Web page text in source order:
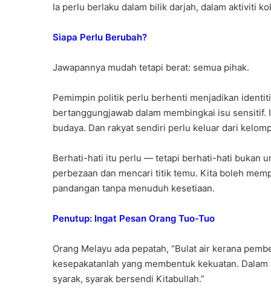
Ia perlu berlaku dalam bilik darjah, dalam aktiviti
Siapa Perlu Berubah?
Jawapannya mudah tetapi berat: semua pihak.
Pemimpin politik perlu berhenti menjadikan
bertanggungjawab dalam membingkai isu
budaya. Dan rakyat sendiri perlu keluar dari
Berhati-hati itu perlu — tetapi berhati-hati bukan
perbezaan dan mencari titik temu. Kita boleh
pandangan tanpa menuduh kesetiaan.
Penutup: Ingat Pesan Orang Tuo-Tuo
Orang Melayu ada pepatah, “Bulat air kerana
kesepakatanlah yang membentuk kekuatan.
syarak, syarak bersendi Kitabullah.”